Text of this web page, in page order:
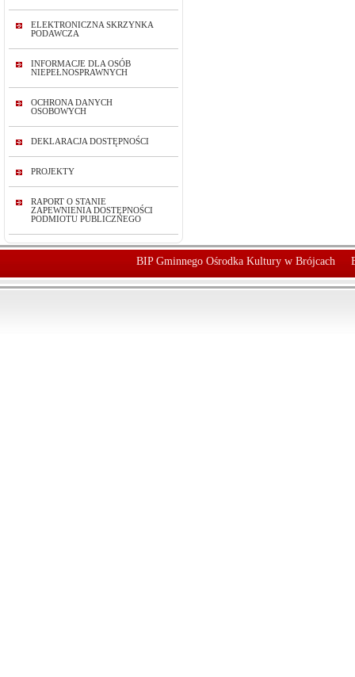
ELEKTRONICZNA SKRZYNKA
PODAWCZA
INFORMACJE DLA OSÓB
NIEPEŁNOSPRAWNYCH
OCHRONA DANYCH
OSOBOWYCH
DEKLARACJA DOSTĘPNOŚCI
PROJEKTY
RAPORT O STANIE
ZAPEWNIENIA DOSTĘPNOŚCI
PODMIOTU PUBLICZNEGO
BIP Gminnego Ośrodka Kultury w Brójcach